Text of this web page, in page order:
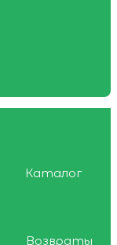
Каталог
Возвраты